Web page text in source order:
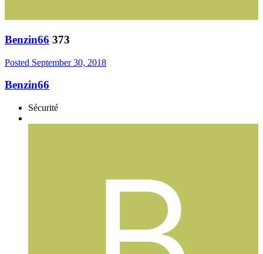
Benzin66 373
Posted September 30, 2018
Benzin66
Sécurité